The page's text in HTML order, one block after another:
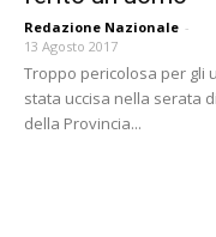
Redazione Nazionale -
13 Agosto 2017
Troppo pericolosa per gli
stata uccisa nella serata
della Provincia...